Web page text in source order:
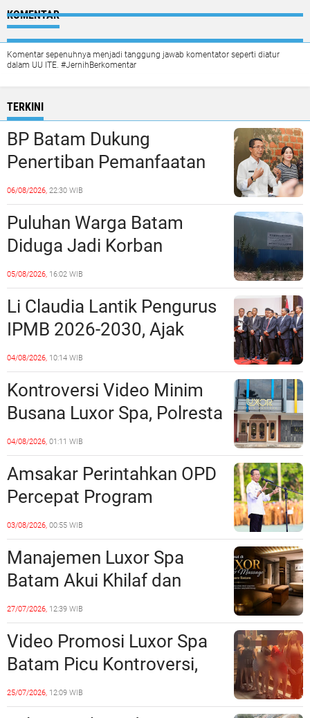
KOMENTAR
Komentar sepenuhnya menjadi tanggung jawab komentator seperti diatur
dalam UU ITE. #JernihBerkomentar
TERKINI
BP Batam Dukung
Penertiban Pemanfaatan
Ruang Laut Sesuai
Ketentuan Peraturan
Perundang-undangan
06/08/2026, 22:30 WIB
Puluhan Warga Batam
Diduga Jadi Korban
Penipuan Kavling Hingga
Miliaran Rupiah, Laporan ke
Polda Kepri Jalan di
Tempat?
05/08/2026, 16:02 WIB
Li Claudia Lantik Pengurus
IPMB 2026-2030, Ajak
Perkuat Kerukunan dan
Sinergi dengan Pemko
Batam
04/08/2026, 10:14 WIB
Kontroversi Video Minim
Busana Luxor Spa, Polresta
Barelang Usut Tuntas
Unsur Pelanggaran Hukum
04/08/2026, 01:11 WIB
Amsakar Perintahkan OPD
Percepat Program
Prioritas, Targetkan
Realisasi Pembangunan
Lampaui 50 Persen
03/08/2026, 00:55 WIB
Manajemen Luxor Spa
Batam Akui Khilaf dan
Minta Maaf, Konten
Langsung Di-Takedown
27/07/2026, 12:39 WIB
Video Promosi Luxor Spa
Batam Picu Kontroversi,
Dinilai Bermuatan Sensual
25/07/2026, 12:09 WIB